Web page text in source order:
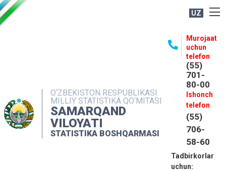
UZ
O‘ZBEKISTON RESPUBLIKASI
MILLIY STATISTIKA QO‘MITASI
SAMARQAND
VILOYATI
STATISTIKA BOSHQARMASI
Murojaat
uchun
telefon
(55)
701-
80-00
Ishonch
telefon
(55)
706-
58-60
Tadbirkorlar
uchun:
MATBUOT XIZMATI
MUROJAATLAR
KONTAKTLAR